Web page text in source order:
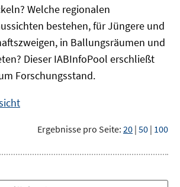
Welche regionalen
bestehen, für Jüngere und
in Ballungsräumen und
DieserIABInfoPool erschließt
Forschungsstand.
Ergebnisse pro Seite: 20 | 50 | 100